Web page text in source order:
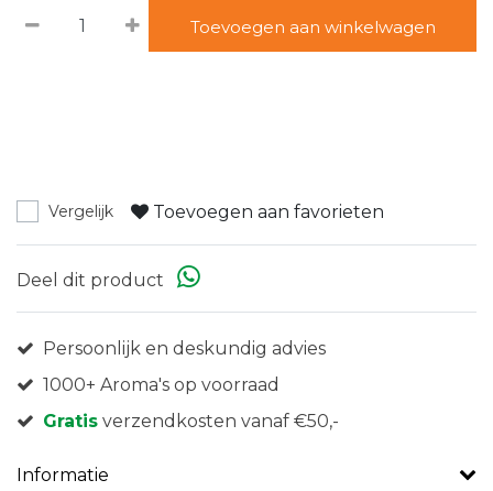
Toevoegen aan winkelwagen
Vergelijk Toevoegen aan favorieten
Deel dit product
Persoonlijk en deskundig advies
1000+ Aroma's op voorraad
Gratis verzendkosten vanaf €50,-
Informatie